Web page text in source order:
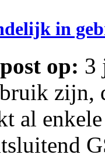
in
op: 3
zijn,
al